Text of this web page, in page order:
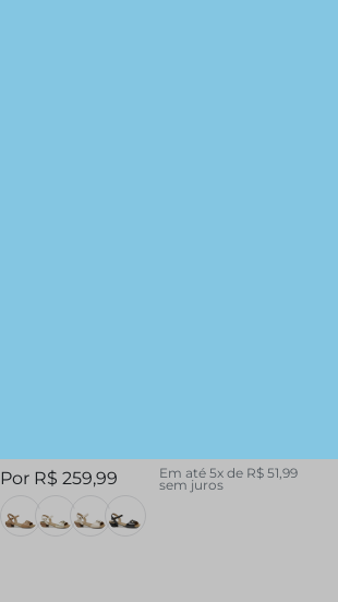
R$ 259,99 Em até 5x de R$ 51 99
sem juros